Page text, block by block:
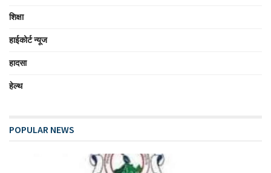
शिक्षा
हाईकोर्ट न्यूज
हादसा
हेल्थ
POPULAR NEWS